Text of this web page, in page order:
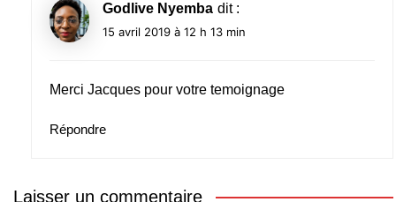
Godlive Nyemba dit :
15 avril 2019 à 12 h 13 min
Merci Jacques pour votre temoignage
Répondre
Laisser un commentaire